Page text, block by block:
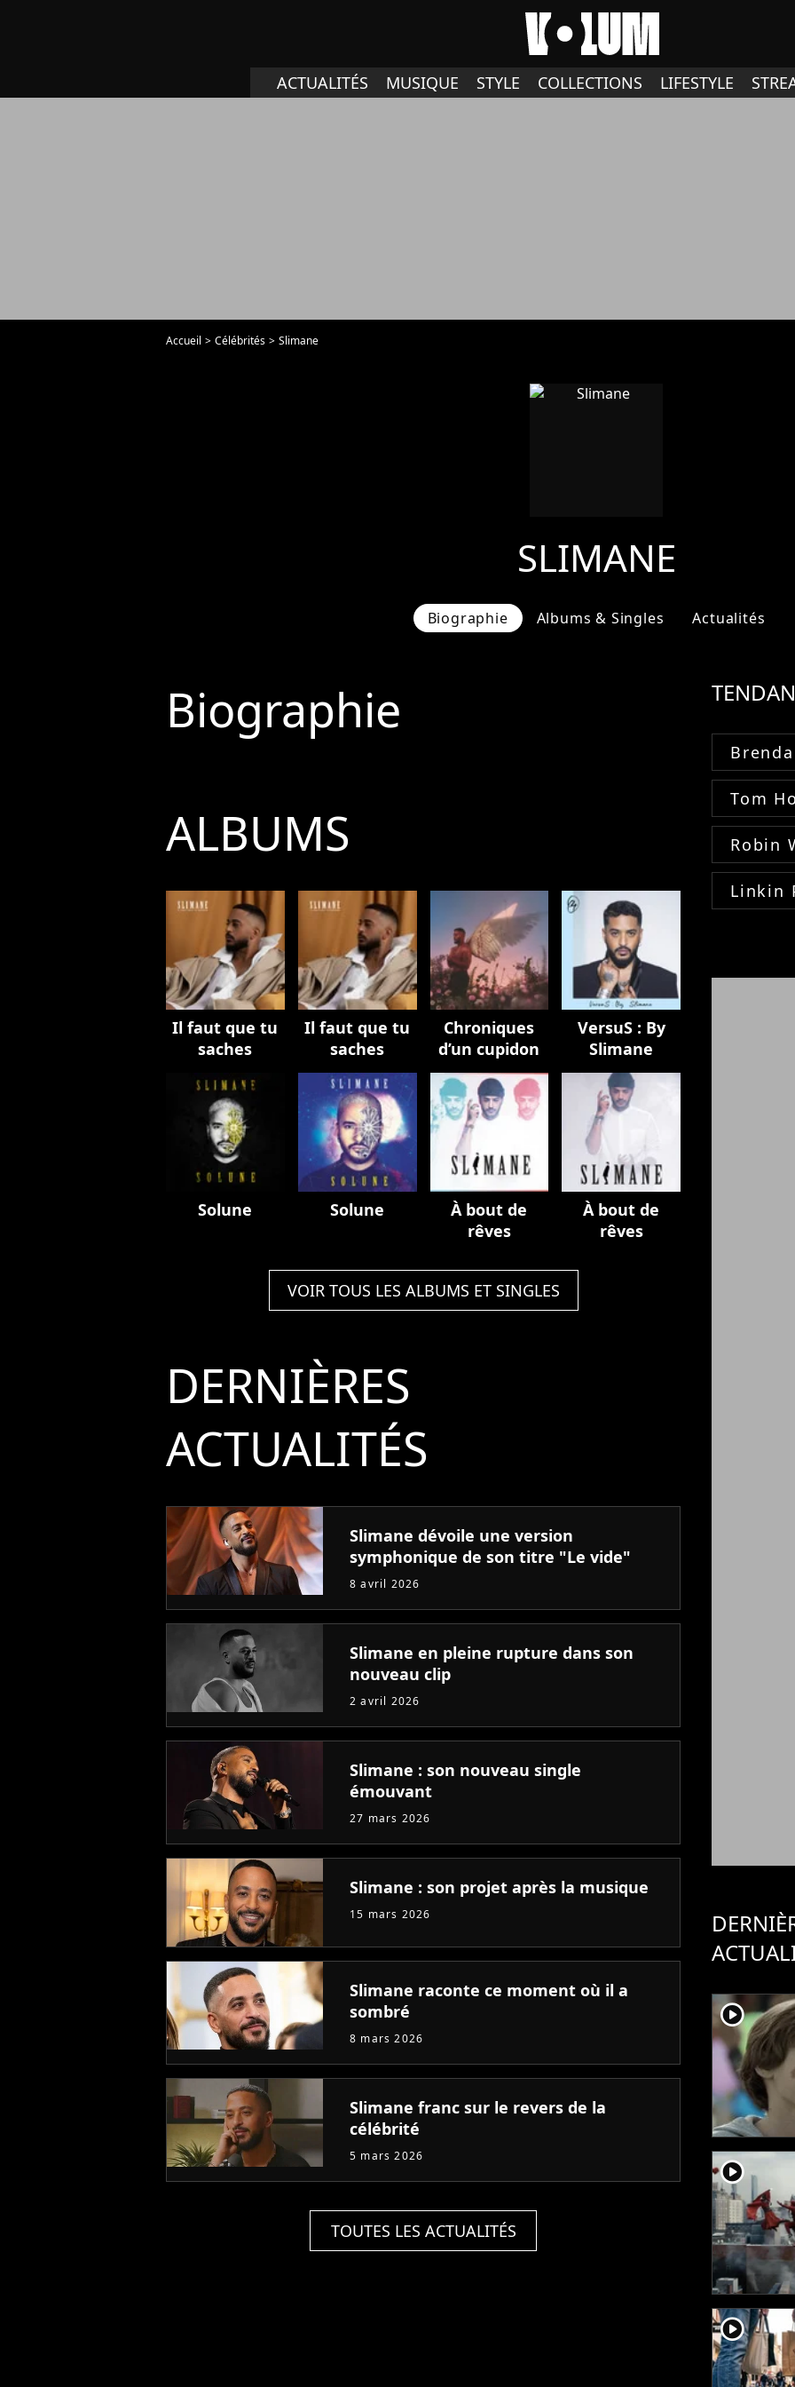
ACTUALITÉS MUSIQUE STYLE COLLECTIONS LIFESTYLE
Accueil Célébrités Slimane
SLIMANE
Biographie Albums & Singles Actualités
Biographie
ALBUMS
Il faut que tu
saches
Il faut que tu
saches
Chroniques
d’un cupidon
VersuS : By
Slimane
Solune Solune
À bout de
rêves
À bout de
rêves
VOIR TOUS LES ALBUMS ET SINGLES
DERNIÈRES
ACTUALITÉS
Slimane dévoile une version
symphonique de son titre "Le vide"
8 avril 2026
Slimane en pleine rupture dans son
nouveau clip
2 avril 2026
Slimane : son nouveau single
émouvant
27 mars 2026
Slimane : son projet après la musique
15 mars 2026
Slimane raconte ce moment où il a
sombré
8 mars 2026
Slimane franc sur le revers de la
célébrité
5 mars 2026
TOUTES LES ACTUALITÉS
Tom
Robin
Linkin
player2
player2
player2